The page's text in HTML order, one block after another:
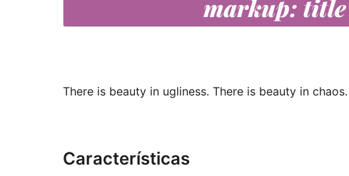
There is beauty in ugliness. There is beauty in
Características